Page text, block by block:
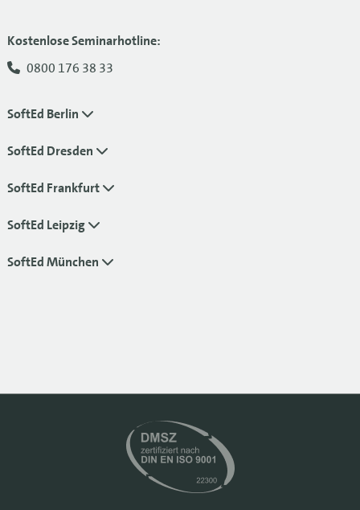
Kostenlose Seminarhotline:
0800 176 38 33
SoftEd Berlin
SoftEd Dresden
SoftEd Frankfurt
SoftEd Leipzig
SoftEd München